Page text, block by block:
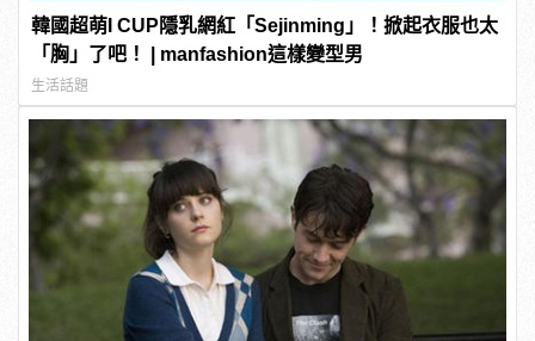
韓國超萌I CUP隱乳網紅「Sejinming」！掀起衣服也太
「胸」了吧！ | manfashion這樣變型男
生活話題